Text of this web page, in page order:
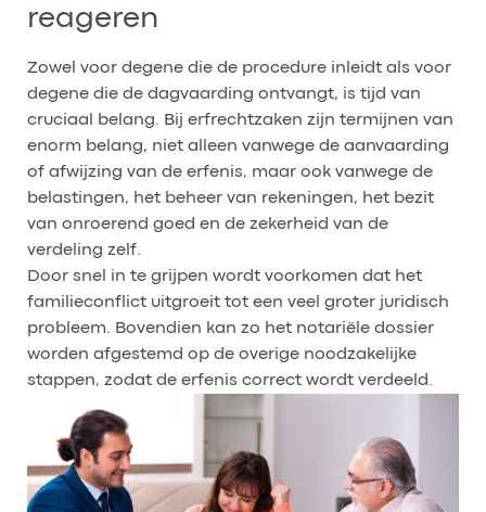
reageren
Zowel voor degene die de procedure inleidt als voor
degene die de dagvaarding ontvangt, is tijd van
cruciaal belang. Bij erfrechtzaken zijn termijnen van
enorm belang, niet alleen vanwege de aanvaarding
of afwijzing van de erfenis, maar ook vanwege de
belastingen, het beheer van rekeningen, het bezit
van onroerend goed en de zekerheid van de
verdeling zelf.
Door snel in te grijpen wordt voorkomen dat het
familieconflict uitgroeit tot een veel groter juridisch
probleem. Bovendien kan zo het notariële dossier
worden afgestemd op de overige noodzakelijke
stappen, zodat de erfenis correct wordt verdeeld.